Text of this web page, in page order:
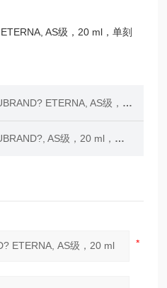
AS级，20 ml，单刻
AS级，3类（零刻度位于顶端），20:0.1 ml
AS级，20 ml，单刻度